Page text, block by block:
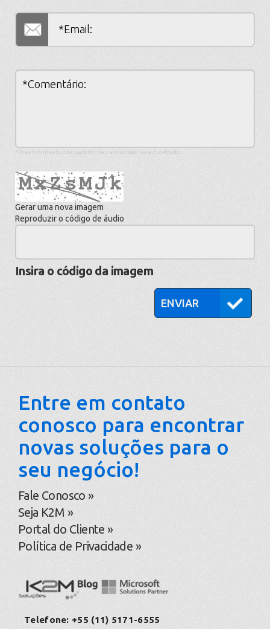
*Preenchimento obrigatório. Seu e-mail não será divulgado.
Gerar uma nova imagem
Reproduzir o código de áudio
imagem
Insira o código da imagem
Entre em contato
conosco para encontrar
novas soluções para o
seu negócio!
Fale Conosco »
Seja K2M »
Portal do Cliente »
Política de Privacidade »
Telefone: +55 (11) 5171-6555